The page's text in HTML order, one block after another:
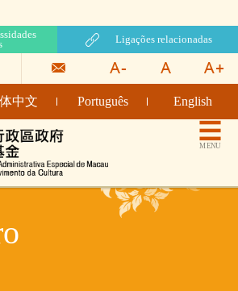
Ligações relacionadas
中文 Português English
da Cultura
MENU